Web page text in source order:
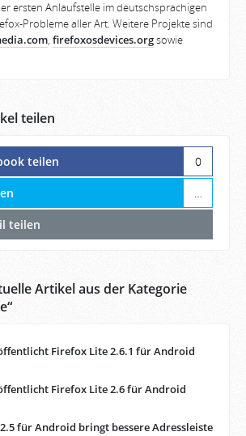
ersten Anlaufstelle im deutschsprachigen
Probleme aller Art. Weitere Projekte sind
, firefoxosdevices.orgsowie
teilen
teilen 0
…
teilen
Artikel aus der Kategorie
“
Firefox Lite 2.6.1 für Android
Firefox Lite 2.6 für Android
für Android bringt bessere Adressleiste